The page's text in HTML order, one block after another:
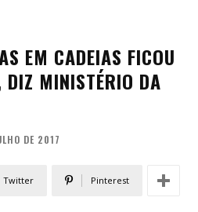
EM CADEIAS FICOU
MINISTÉRIO DA
DE 2017
Twitter Pinterest